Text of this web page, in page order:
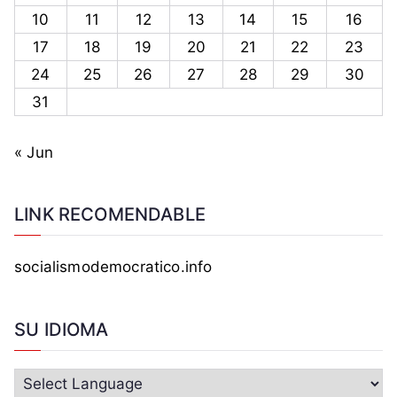
,
F
l
s
,
o
e
n
,
10
11 12 13 14 15
16
17
18 19 20 21 22
23
24
25 26 27 28 29
30
31
« Jun
LINK RECOMENDABLE
socialismodemocratico.info
SU IDIOMA